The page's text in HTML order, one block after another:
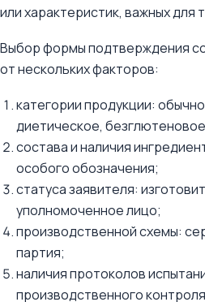
или характеристик, важных для
Выбор формы подтверждения
от нескольких факторов:
категории продукции:
диетическое,
состава и наличия
особого обозначения;
статуса заявителя:
уполномоченное лицо;
производственной схемы:
партия;
наличия протоколов
производственного